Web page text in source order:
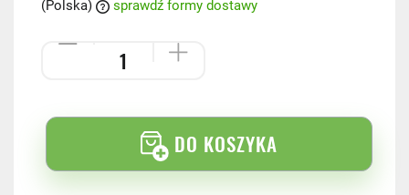
(Polska)
sprawdź formy dostawy
DO KOSZYKA